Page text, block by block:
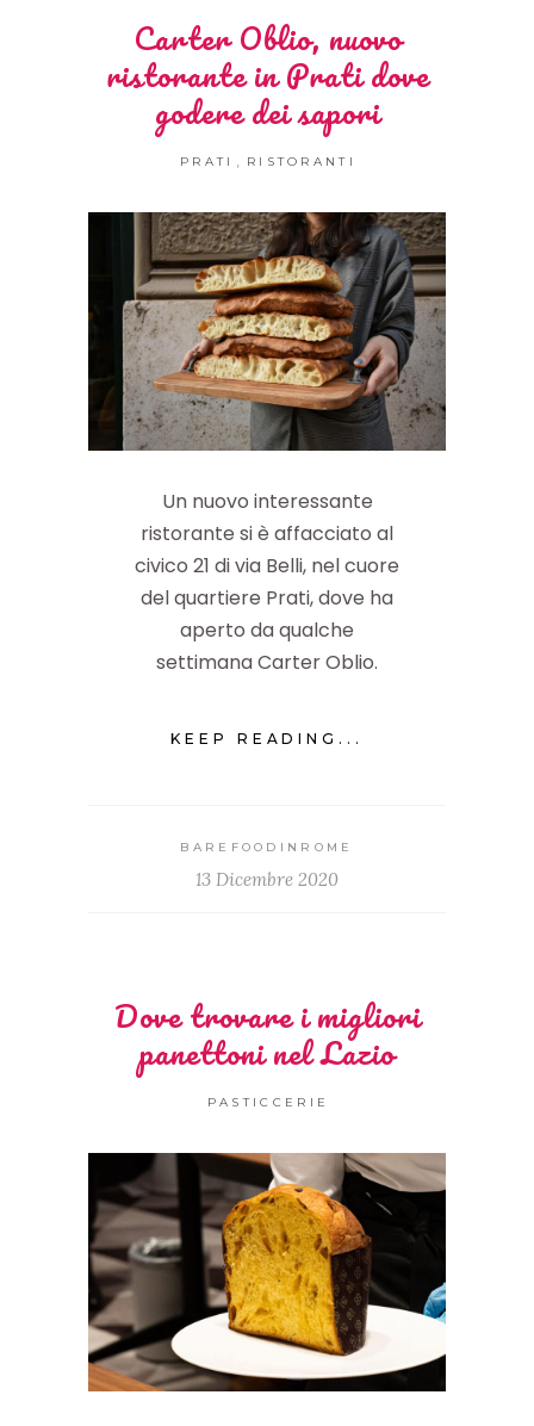
Carter Oblio, nuovo
ristorante in Prati dove
godere dei sapori
PRATI , RISTORANTI
Un nuovo interessante
ristorante si è affacciato al
civico 21 di via Belli, nel cuore
del quartiere Prati, dove ha
aperto da qualche
settimana Carter Oblio.
KEEP READING...
BAREFOODINROME
13 Dicembre 2020
Dove trovare i migliori
panettoni nel Lazio
PASTICCERIE